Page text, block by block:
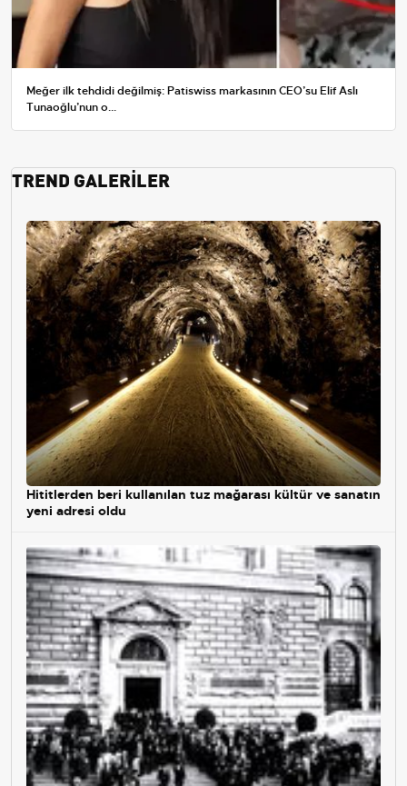
Meğer ilk tehdidi değilmiş: Patiswiss markasının CEO’su Elif Aslı
Tunaoğlu’nun o...
TREND GALERİLER
Hititlerden beri kullanılan tuz mağarası kültür ve sanatın
yeni adresi oldu